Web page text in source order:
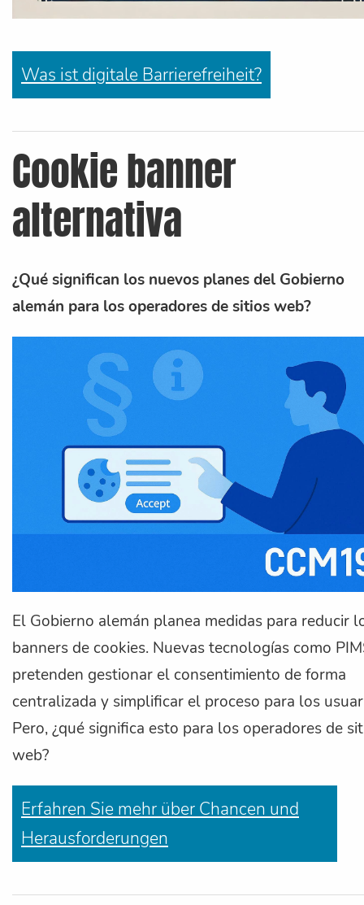
Was ist digitale Barrierefreiheit?
Cookie banner
alternativa
¿Qué significan los nuevos planes del Gobierno
alemán para los operadores de sitios web?
El Gobierno alemán planea medidas para reducir
banners de cookies. Nuevas tecnologías como
pretenden gestionar el consentimiento de forma
centralizada y simplificar el proceso para los
Pero, ¿qué significa esto para los operadores de
web?
Erfahren Sie mehr über Chancen und
Herausforderungen